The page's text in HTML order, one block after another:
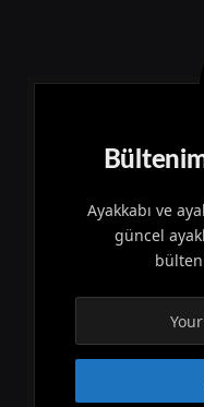
Ayakkabı ve
güncel